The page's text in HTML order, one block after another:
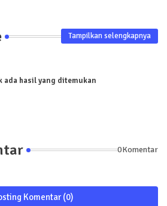
Tampilkan selengkapnya
ada hasil yang ditemukan
0Komentar
Komentar (0)